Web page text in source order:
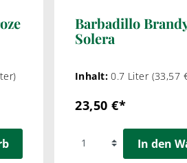
Barbadillo
Solera
Inhalt:0.7 Liter (33,57
23,50 €*
In den